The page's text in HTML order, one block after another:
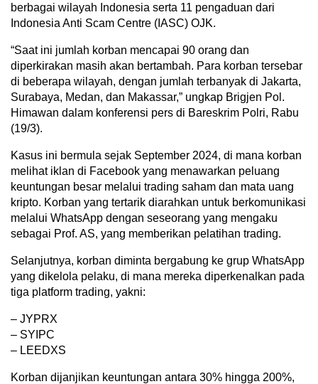
berbagai wilayah Indonesia serta 11 pengaduan dari
Indonesia Anti Scam Centre (IASC) OJK.
“Saat ini jumlah korban mencapai 90 orang dan
diperkirakan masih akan bertambah. Para korban tersebar
di beberapa wilayah, dengan jumlah terbanyak di Jakarta,
Surabaya, Medan, dan Makassar,” ungkap Brigjen Pol.
Himawan dalam konferensi pers di Bareskrim Polri, Rabu
(19/3).
Kasus ini bermula sejak September 2024, di mana korban
melihat iklan di Facebook yang menawarkan peluang
keuntungan besar melalui trading saham dan mata uang
kripto. Korban yang tertarik diarahkan untuk berkomunikasi
melalui WhatsApp dengan seseorang yang mengaku
sebagai Prof. AS, yang memberikan pelatihan trading.
Selanjutnya, korban diminta bergabung ke grup WhatsApp
yang dikelola pelaku, di mana mereka diperkenalkan pada
tiga platform trading, yakni:
– JYPRX
– SYIPC
– LEEDXS
Korban dijanjikan keuntungan antara 30% hingga 200%,